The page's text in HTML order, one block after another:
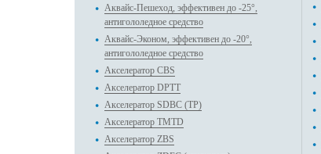
Аквайс-Пешеход, эффективен до -25°,
антигололедное средство
Аквайс-Эконом, эффективен до -20°,
антигололедное средство
Акселератор CBS
Акселератор DPTT
Акселератор SDBC (TP)
Акселератор TMTD
Акселератор ZBS